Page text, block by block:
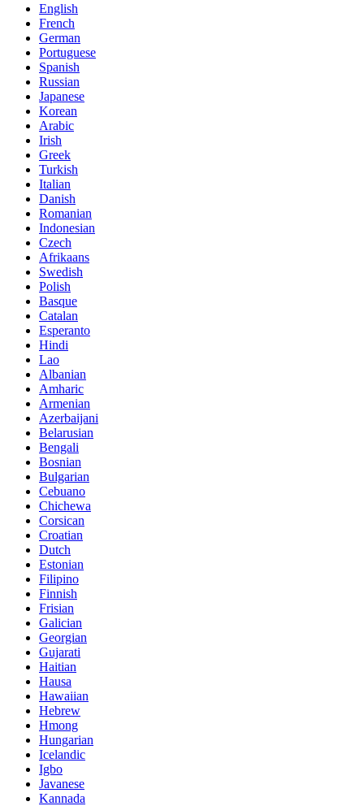
English
French
German
Portuguese
Spanish
Russian
Japanese
Korean
Arabic
Irish
Greek
Turkish
Italian
Danish
Romanian
Indonesian
Czech
Afrikaans
Swedish
Polish
Basque
Catalan
Esperanto
Hindi
Lao
Albanian
Amharic
Armenian
Azerbaijani
Belarusian
Bengali
Bosnian
Bulgarian
Cebuano
Chichewa
Corsican
Croatian
Dutch
Estonian
Filipino
Finnish
Frisian
Galician
Georgian
Gujarati
Haitian
Hausa
Hawaiian
Hebrew
Hmong
Hungarian
Icelandic
Igbo
Javanese
Kannada